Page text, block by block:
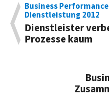
Business
Dienstleistung 2012
Dienstleister
Prozesse kaum